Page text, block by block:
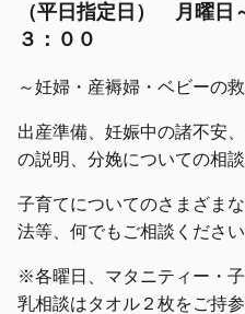
（平日指定日） 月曜
３：００
～妊婦・産褥婦・ベビーの
出産準備、妊娠中の諸不安
の説明、分娩についての相談
子育てについてのさまざま
法等、何でもご相談ください
※各曜日、マタニティー・
乳相談はタオル２枚をご持参